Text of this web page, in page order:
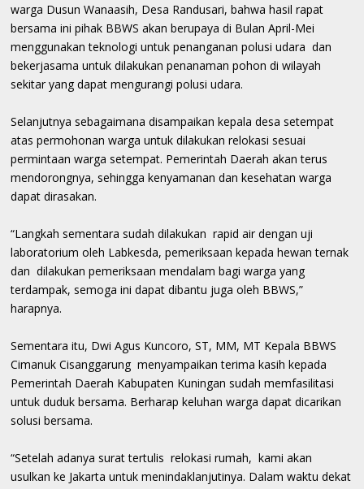
warga Dusun Wanaasih, Desa Randusari, bahwa hasil rapat
bersama ini pihak BBWS akan berupaya di Bulan April-Mei
menggunakan teknologi untuk penanganan polusi udara dan
bekerjasama untuk dilakukan penanaman pohon di wilayah
sekitar yang dapat mengurangi polusi udara.
Selanjutnya sebagaimana disampaikan kepala desa setempat
atas permohonan warga untuk dilakukan relokasi sesuai
permintaan warga setempat. Pemerintah Daerah akan terus
mendorongnya, sehingga kenyamanan dan kesehatan warga
dapat dirasakan.
“Langkah sementara sudah dilakukan rapid air dengan uji
laboratorium oleh Labkesda, pemeriksaan kepada hewan ternak
dan dilakukan pemeriksaan mendalam bagi warga yang
terdampak, semoga ini dapat dibantu juga oleh BBWS,”
harapnya.
Sementara itu, Dwi Agus Kuncoro, ST, MM, MT Kepala BBWS
Cimanuk Cisanggarung menyampaikan terima kasih kepada
Pemerintah Daerah Kabupaten Kuningan sudah memfasilitasi
untuk duduk bersama. Berharap keluhan warga dapat dicarikan
solusi bersama.
“Setelah adanya surat tertulis relokasi rumah, kami akan
usulkan ke Jakarta untuk menindaklanjutinya. Dalam waktu dekat